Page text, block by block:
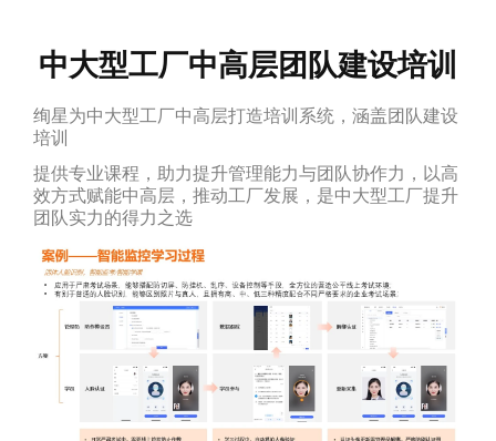
中大型工厂中高层团队建设培训
绚星为中大型工厂中高层打造培训系统，涵盖团队建设
培训
提供专业课程，助力提升管理能力与团队协作力，以高
效方式赋能中高层，推动工厂发展，是中大型工厂提升
团队实力的得力之选